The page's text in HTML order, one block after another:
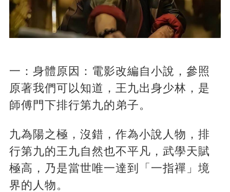
一：身體原因：電影改編自小說，參照
原著我們可以知道，王九出身少林，是
師傅門下排行第九的弟子。
九為陽之極，沒錯，作為小說人物，排
行第九的王九自然也不平凡，武學天賦
極高，乃是當世唯一達到「一指禪」境
界的人物。